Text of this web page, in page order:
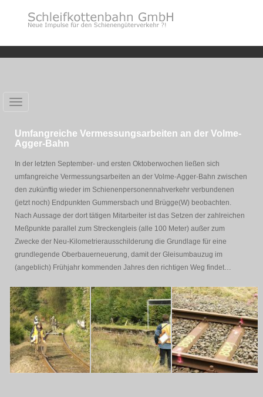
Toggle
Umfangreiche Vermessungsarbeiten an der Volme-
Agger-Bahn
In der letzten September- und ersten Oktoberwochen ließen sich
umfangreiche Vermessungsarbeiten an der Volme-Agger-Bahn zwischen
den zukünftig wieder im Schienenpersonennahverkehr verbundenen
(jetzt noch) Endpunkten Gummersbach und Brügge(W) beobachten.
Nach Aussage der dort tätigen Mitarbeiter ist das Setzen der zahlreichen
Meßpunkte parallel zum Streckengleis (alle 100 Meter) außer zum
Zwecke der Neu-Kilometrierausschilderung die Grundlage für eine
grundlegende Oberbauerneuerung, damit der Gleisumbauzug im
(angeblich) Frühjahr kommenden Jahres den richtigen Weg findet…